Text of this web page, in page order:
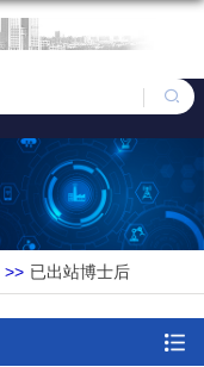
>> 已出站博士后